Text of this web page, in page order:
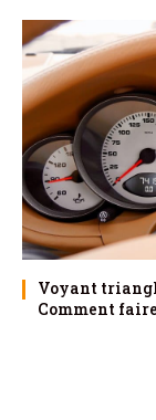
Voyant
Comment